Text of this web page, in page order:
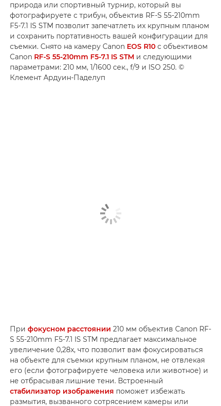
природа или спортивный турнир, который вы
фотографируете с трибун, объектив RF-S 55-210mm
F5-7.1 IS STM позволит запечатлеть их крупным планом
и сохранить портативность вашей конфигурации для
съемки. Снято на камеру Canon EOS R10 с объективом
Canon RF-S 55-210mm F5-7.1 IS STM и следующими
параметрами: 210 мм, 1/1600 сек., f/9 и ISO 250. ©
Клемент Ардуин-Паделуп
При фокусном расстоянии 210 мм объектив Canon RF-
S 55-210mm F5-7.1 IS STM предлагает максимальное
увеличение 0,28x, что позволит вам фокусироваться
на объекте для съемки крупным планом, не отвлекая
его (если фотографируете человека или животное) и
не отбрасывая лишние тени. Встроенный
стабилизатор изображения поможет избежать
размытия, вызванного сотрясением камеры или